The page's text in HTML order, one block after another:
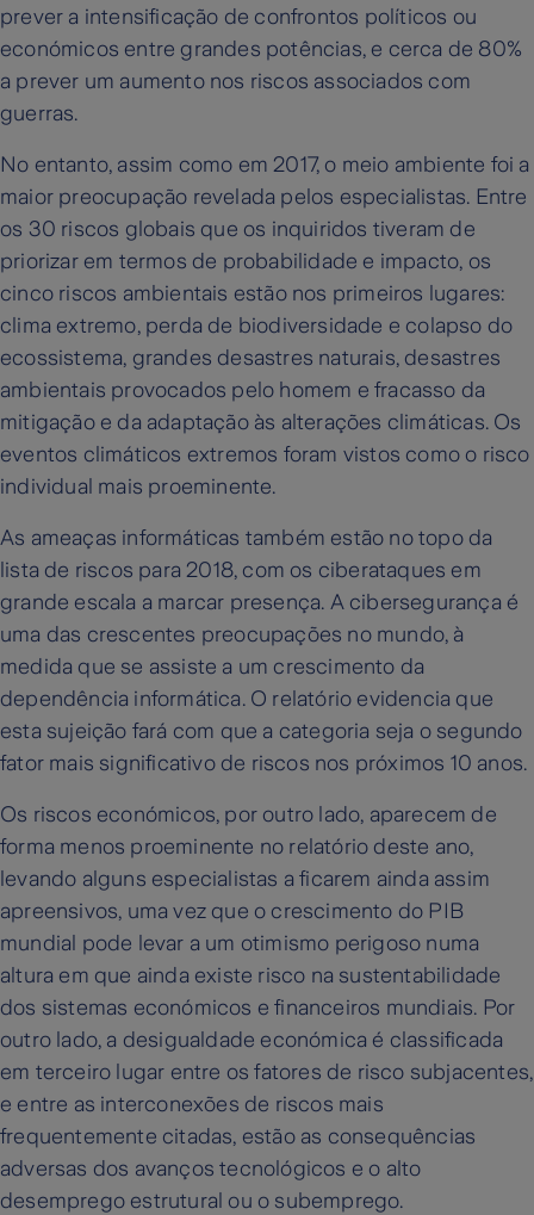
prever a intensificação de confrontos políticos ou
económicos entre grandes potências, e cerca de 80%
a prever um aumento nos riscos associados com
guerras.
No entanto, assim como em 2017, o meio ambiente foi a
maior preocupação revelada pelos especialistas. Entre
os 30 riscos globais que os inquiridos tiveram de
priorizar em termos de probabilidade e impacto, os
cinco riscos ambientais estão nos primeiros lugares:
clima extremo, perda de biodiversidade e colapso do
ecossistema, grandes desastres naturais, desastres
ambientais provocados pelo homem e fracasso da
mitigação e da adaptação às alterações climáticas. Os
eventos climáticos extremos foram vistos como o risco
individual mais proeminente.
As ameaças informáticas também estão no topo da
lista de riscos para 2018, com os ciberataques em
grande escala a marcar presença. A cibersegurança é
uma das crescentes preocupações no mundo, à
medida que se assiste a um crescimento da
dependência informática. O relatório evidencia que
esta sujeição fará com que a categoria seja o segundo
fator mais significativo de riscos nos próximos 10 anos.
Os riscos económicos, por outro lado, aparecem de
forma menos proeminente no relatório deste ano,
levando alguns especialistas a ficarem ainda assim
apreensivos, uma vez que o crescimento do PIB
mundial pode levar a um otimismo perigoso numa
altura em que ainda existe risco na sustentabilidade
dos sistemas económicos e financeiros mundiais. Por
outro lado, a desigualdade económica é classificada
em terceiro lugar entre os fatores de risco subjacentes,
e entre as interconexões de riscos mais
frequentemente citadas, estão as consequências
adversas dos avanços tecnológicos e o alto
desemprego estrutural ou o subemprego.